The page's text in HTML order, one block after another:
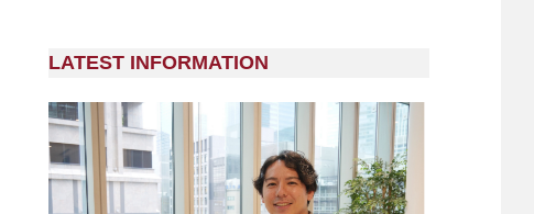
LATEST INFORMATION